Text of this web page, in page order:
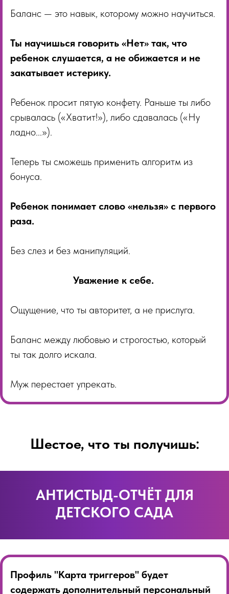
Баланс — это навык, которому можно научиться.
Ты научишься говорить «Нет» так, что
ребенок слушается, а не обижается и не
закатывает истерику.
Ребенок просит пятую конфету. Раньше ты либо
срывалась («Хватит!»), либо сдавалась («Ну
ладно...»).
Теперь ты сможешь применить алгоритм из
бонуса.
Ребенок понимает слово «нельзя» с первого
раза.
Без слез и без манипуляций.
Уважение к себе.
Ощущение, что ты авторитет, а не прислуга.
Баланс между любовью и строгостью, который
ты так долго искала.
Муж перестает упрекать.
Шестое, что ты получишь:
АНТИСТЫД-ОТЧЁТ ДЛЯ
ДЕТСКОГО САДА
Профиль "Карта триггеров" будет
содержать дополнительный персональный